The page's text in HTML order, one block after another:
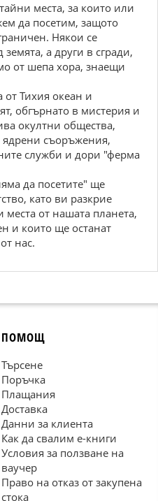
места, за които или
да посетим, защото
Някои се
а други в сгради,
от шепа хора, знаещи
от Тихия океан и
обгърнато в мистерия и
окултни общества,
ядрени съоръжения,
служби и дори "ферма
да посетите" ще
като ви разкрие
от нашата планета,
и които ще останат
нас.
ПОМОЩ
Търсене
Поръчка
Плащания
Доставка
Данни за клиента
Как да свалим е-книги
Условия за ползване на
ваучер
Право на отказ от закупена
стока